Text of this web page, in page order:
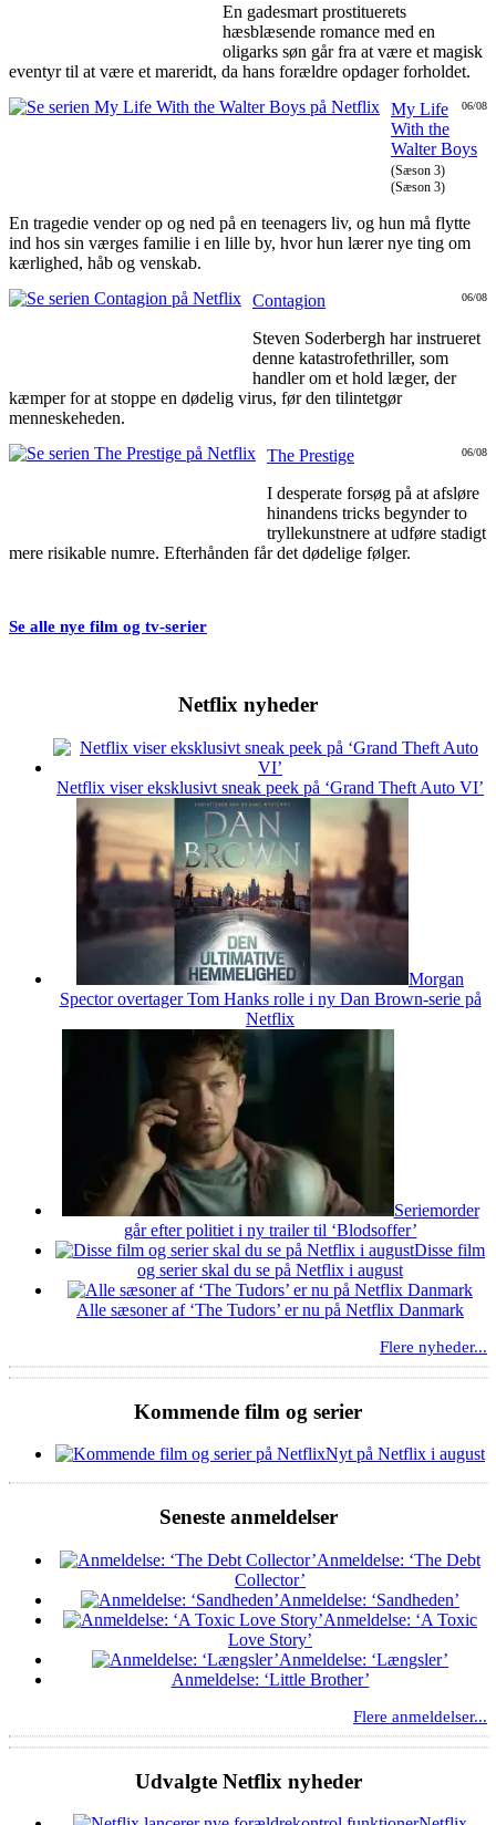
En gadesmart prostituerets
hæsblæsende romance med en
oligarks søn går fra at være et magisk
eventyr til at være et mareridt, da hans forældre opdager forholdet.
06/08
My Life
With the
Walter Boys
(Sæson 3)
(Sæson 3)
En tragedie vender op og ned på en teenagers liv, og hun må flytte
ind hos sin værges familie i en lille by, hvor hun lærer nye ting om
kærlighed, håb og venskab.
06/08
Contagion
Steven Soderbergh har instrueret
denne katastrofethriller, som
handler om et hold læger, der
kæmper for at stoppe en dødelig virus, før den tilintetgør
menneskeheden.
06/08
The Prestige
I desperate forsøg på at afsløre
hinandens tricks begynder to
tryllekunstnere at udføre stadigt
mere risikable numre. Efterhånden får det dødelige følger.
Se alle nye film og tv-serier
Netflix nyheder
Netflix viser eksklusivt sneak peek på ‘Grand Theft Auto VI’
Morgan
Spector overtager Tom Hanks rolle i ny Dan Brown-serie på
Netflix
Seriemorder
går efter politiet i ny trailer til ‘Blodsoffer’
Disse film
og serier skal du se på Netflix i august
Alle sæsoner af ‘The Tudors’ er nu på Netflix Danmark
Flere nyheder...
Kommende film og serier
Nyt på Netflix i august
Seneste anmeldelser
Anmeldelse: ‘The Debt
Collector’
Anmeldelse: ‘Sandheden’
Anmeldelse: ‘A Toxic
Love Story’
Anmeldelse: ‘Længsler’
Anmeldelse: ‘Little Brother’
Flere anmeldelser...
Udvalgte Netflix nyheder